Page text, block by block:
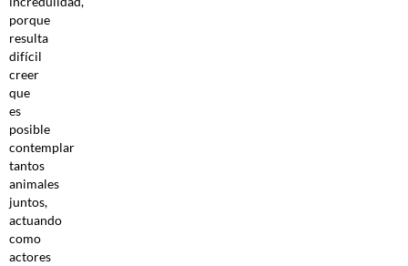
porque
resulta
difícil
creer
que
es
posible
contemplar
tantos
animales
juntos,
actuando
como
actores